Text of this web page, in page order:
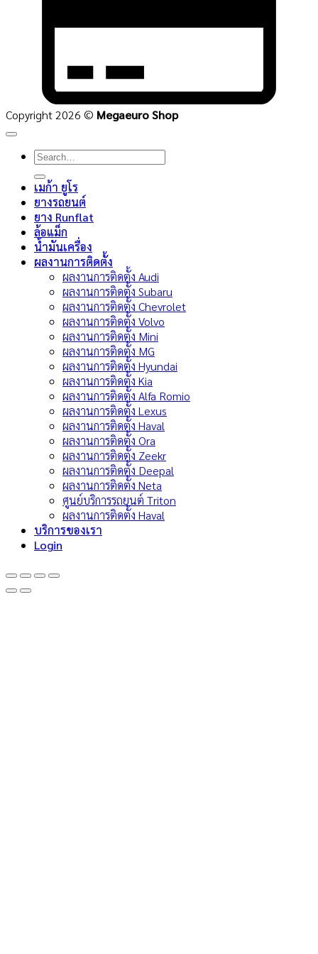
Copyright 2026 © Megaeuro Shop
Search
for:
เมก้า ยูโร
ยางรถยนต์
ยาง Runflat
ล้อแม็ก
น้ำมันเครื่อง
ผลงานการติดตั้ง
ผลงานการติดตั้ง Audi
ผลงานการติดตั้ง Subaru
ผลงานการติดตั้ง Chevrolet
ผลงานการติดตั้ง Volvo
ผลงานการติดตั้ง Mini
ผลงานการติดตั้ง MG
ผลงานการติดตั้ง Hyundai
ผลงานการติดตั้ง Kia
ผลงานการติดตั้ง Alfa Romio
ผลงานการติดตั้ง Lexus
ผลงานการติดตั้ง Haval
ผลงานการติดตั้ง Ora
ผลงานการติดตั้ง Zeekr
ผลงานการติดตั้ง Deepal
ผลงานการติดตั้ง Neta
ศูนย์บริการรถยนต์ Triton
ผลงานการติดตั้ง Haval
บริการของเรา
Login